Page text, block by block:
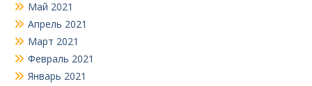
Май 2021
Апрель 2021
Март 2021
Февраль 2021
Январь 2021